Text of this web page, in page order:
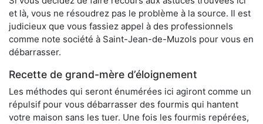
et là, vous ne résoudrez pas le problème à la source. Il est
judicieux que vous fassiez appel à des professionnels
comme note société à Saint-Jean-de-Muzols pour vous en
débarrasser.
Recette de grand-mère d’éloignement
Les méthodes qui seront énumérées ici agiront comme un
répulsif pour vous débarrasser des fourmis qui hantent
votre maison sans les tuer. Une fois les fourmis repérées,